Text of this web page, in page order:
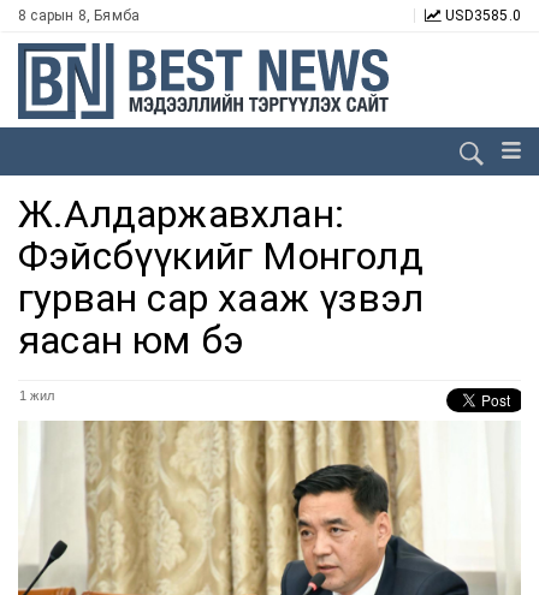
8 сарын 8, Бямба USD3585.0
Ж.Алдаржавхлан:
Фэйсбүүкийг Монголд
гурван сар хааж үзвэл
яасан юм бэ
1 жил